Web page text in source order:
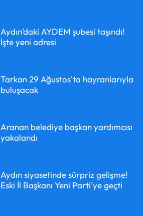
Aydın’daki AYDEM şubesi taşındı!
İşte yeni adresi
Tarkan 29 Ağustos'ta hayranlarıyla
buluşacak
Aranan belediye başkan yardımcısı
yakalandı
Aydın siyasetinde sürpriz gelişme!
Eski İl Başkanı Yeni Parti’ye geçti